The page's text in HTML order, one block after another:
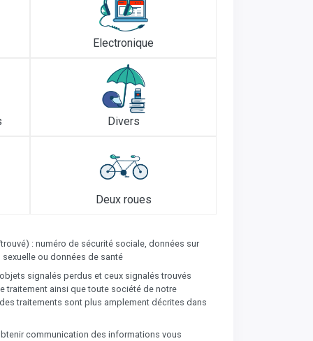
Electronique
Divers
Deux roues
: numéro de sécurité sociale, données sur
ou données de santé
signalés perdus et ceux signalés trouvés
traitement ainsi que toute société de notre
traitements sont plus amplement décrites dans
communication des informations vous